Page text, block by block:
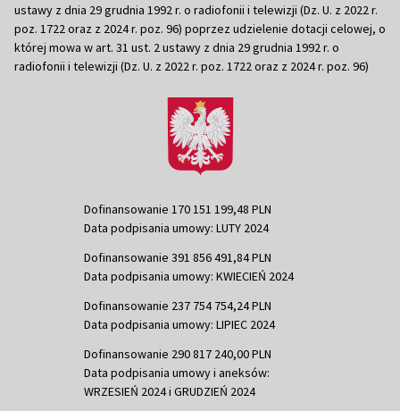
ustawy z dnia 29 grudnia 1992 r. o radiofonii i telewizji (Dz. U. z 2022 r.
poz. 1722 oraz z 2024 r. poz. 96) poprzez udzielenie dotacji celowej, o
której mowa w art. 31 ust. 2 ustawy z dnia 29 grudnia 1992 r. o
radiofonii i telewizji (Dz. U. z 2022 r. poz. 1722 oraz z 2024 r. poz. 96)
Dofinansowanie 170 151 199,48 PLN
Data podpisania umowy: LUTY 2024
Dofinansowanie 391 856 491,84 PLN
Data podpisania umowy: KWIECIEŃ 2024
Dofinansowanie 237 754 754,24 PLN
Data podpisania umowy: LIPIEC 2024
Dofinansowanie 290 817 240,00 PLN
Data podpisania umowy i aneksów:
WRZESIEŃ 2024 i GRUDZIEŃ 2024